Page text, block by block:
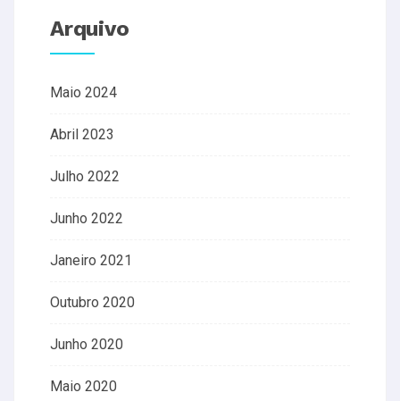
Arquivo
Maio 2024
Abril 2023
Julho 2022
Junho 2022
Janeiro 2021
Outubro 2020
Junho 2020
Maio 2020